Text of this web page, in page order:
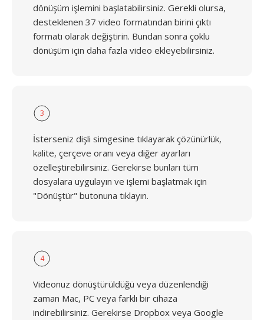
dönüşüm işlemini başlatabilirsiniz. Gerekli olursa,
desteklenen 37 video formatından birini çıktı
formatı olarak değiştirin. Bundan sonra çoklu
dönüşüm için daha fazla video ekleyebilirsiniz.
3
İsterseniz dişli simgesine tıklayarak çözünürlük,
kalite, çerçeve oranı veya diğer ayarları
özelleştirebilirsiniz. Gerekirse bunları tüm
dosyalara uygulayın ve işlemi başlatmak için
"Dönüştür" butonuna tıklayın.
4
Videonuz dönüştürüldüğü veya düzenlendiği
zaman Mac, PC veya farklı bir cihaza
indirebilirsiniz. Gerekirse Dropbox veya Google